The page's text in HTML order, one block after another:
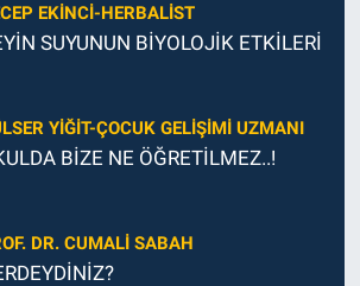
EKINCI-HERBALIST
SUYUNUN BİYOLOJİK ETKİLERİ
YIĞIT-ÇOCUK GELIŞIMI UZMANI
BİZE NE ÖĞRETİLMEZ..!
DR. CUMALI SABAH